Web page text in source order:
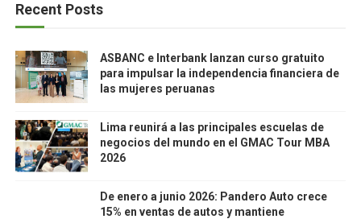
Recent Posts
ASBANC e Interbank lanzan curso gratuito
para impulsar la independencia financiera de
las mujeres peruanas
Lima reunirá a las principales escuelas de
negocios del mundo en el GMAC Tour MBA
2026
De enero a junio 2026: Pandero Auto crece
15% en ventas de autos y mantiene